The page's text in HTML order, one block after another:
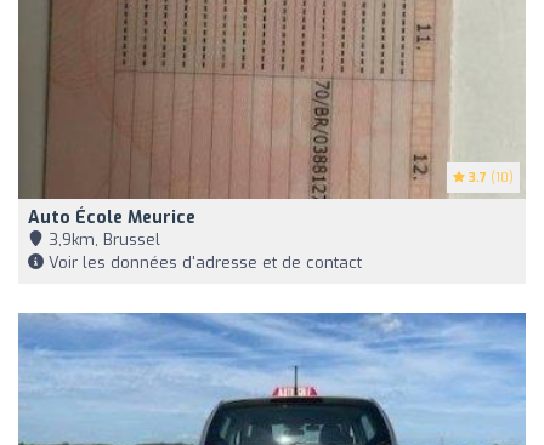
3.7 (10)
Auto École Meurice
3,9km, Brussel
Voir les données d'adresse et de contact